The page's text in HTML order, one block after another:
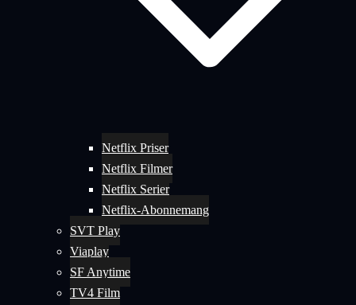
Netflix Priser
Netflix Filmer
Netflix Serier
Netflix-Abonnemang
SVT Play
Viaplay
SF Anytime
TV4 Film